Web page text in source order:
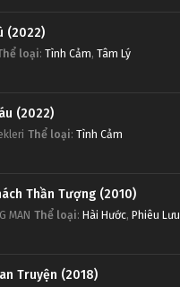
(2022)
loại: Tình Cảm, Tâm Lý
(2022)
Thể loại: Tình Cảm
Thần Tượng (2010)
MAN Thể loại: Hài Hước, Phiêu Lưu
Truyện (2018)